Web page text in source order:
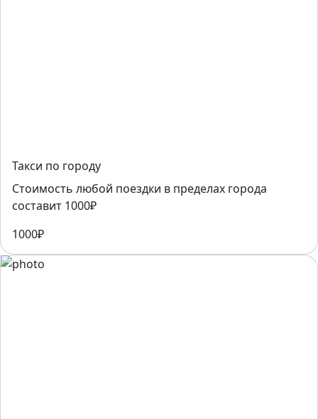
Такси по городу
Стоимость любой поездки в пределах города
составит 1000₽
1000₽